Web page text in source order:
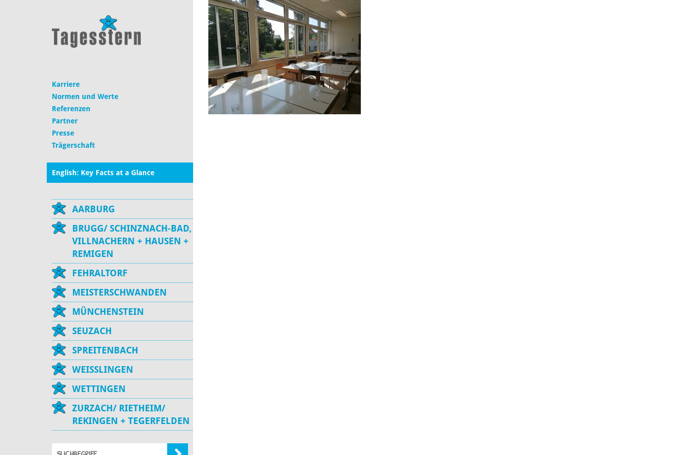
Karriere
Normen und Werte
Referenzen
Partner
Presse
Trägerschaft
English: Key Facts at a Glance
AARBURG
BRUGG/ SCHINZNACH-BAD,
VILLNACHERN + HAUSEN +
REMIGEN
FEHRALTORF
MEISTERSCHWANDEN
MÜNCHENSTEIN
SEUZACH
SPREITENBACH
WEISSLINGEN
WETTINGEN
ZURZACH/ RIETHEIM/
REKINGEN + TEGERFELDEN